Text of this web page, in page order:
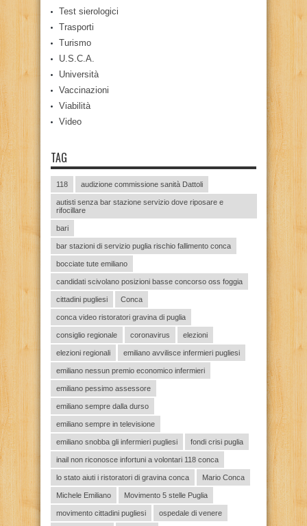
Test sierologici
Trasporti
Turismo
U.S.C.A.
Università
Vaccinazioni
Viabilità
Video
TAG
118 audizione commissione sanità Dattoli
autisti senza bar stazione servizio dove riposare e
rifocillare
bari
bar stazioni di servizio puglia rischio fallimento conca
bocciate tute emiliano
candidati scivolano posizioni basse concorso oss foggia
cittadini pugliesi Conca
conca video ristoratori gravina di puglia
consiglio regionale coronavirus elezioni
elezioni regionali emiliano avvilisce infermieri pugliesi
emiliano nessun premio economico infermieri
emiliano pessimo assessore
emiliano sempre dalla durso
emiliano sempre in televisione
emiliano snobba gli infermieri pugliesi fondi crisi puglia
inail non riconosce infortuni a volontari 118 conca
lo stato aiuti i ristoratori di gravina conca Mario Conca
Michele Emiliano Movimento 5 stelle Puglia
movimento cittadini pugliesi ospedale di venere